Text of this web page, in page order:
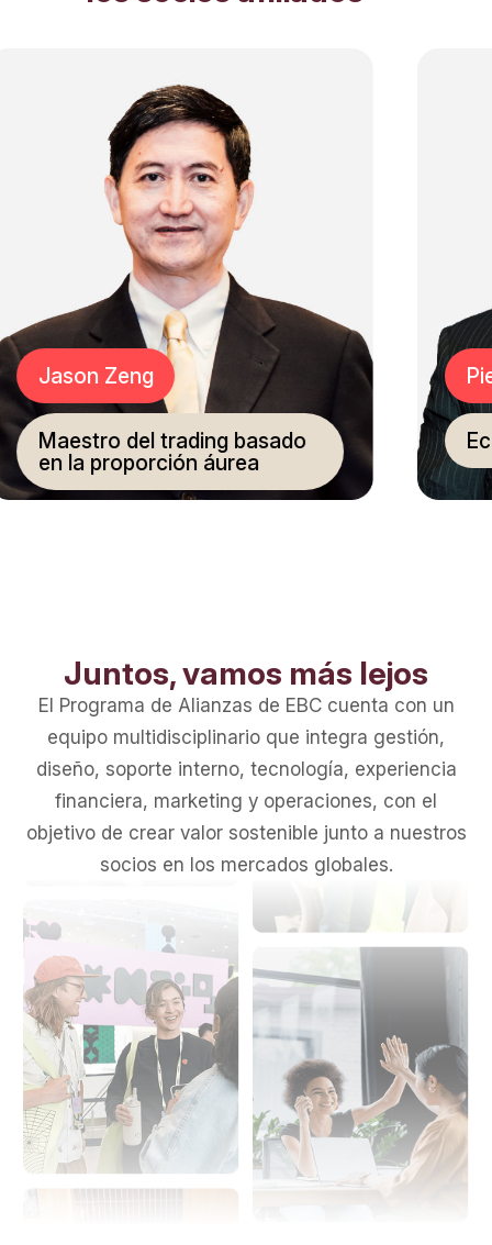
Zeng
del trading basado
proporción áurea
Pieter
Juntos, vamos más lejos
El Programa de Alianzas de EBC cuenta con un
equipo multidisciplinario que integra gestión,
diseño, soporte interno, tecnología, experiencia
financiera, marketing y operaciones, con el
objetivo de crear valor sostenible junto a nuestros
socios en los mercados globales.